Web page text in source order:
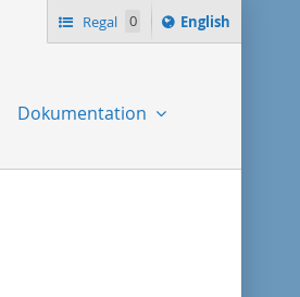
Regal 0
Switch
language
English
Dokumentation